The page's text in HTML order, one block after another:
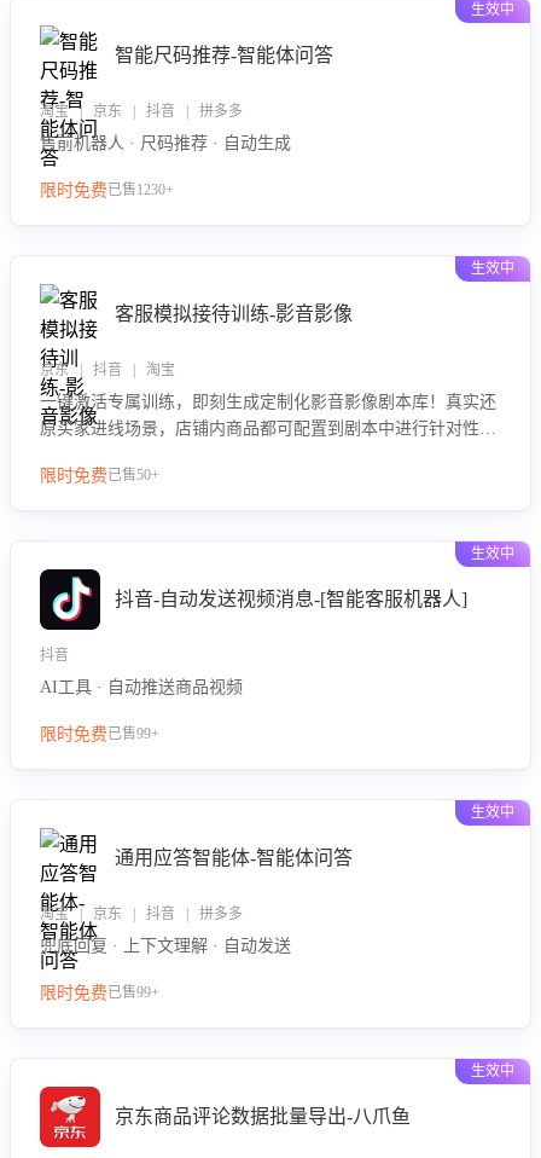
生效中
智能尺码推荐-智能体问答
淘宝 | 京东 | 抖音 | 拼多多
售前机器人 · 尺码推荐 · 自动生成
限时免费已售1230+
生效中
客服模拟接待训练-影音影像
京东 | 抖音 | 淘宝
一键激活专属训练，即刻生成定制化影音影像剧本库！真实还
原买家进线场景，店铺内商品都可配置到剧本中进行针对性训
即开通”，快速获取影音影像类目剧本，一键开启客服培训。
限时免费已售50+
生效中
抖音-自动发送视频消息-[智能客服机器人]
抖音
AI工具 · 自动推送商品视频
限时免费已售99+
生效中
通用应答智能体-智能体问答
淘宝 | 京东 | 抖音 | 拼多多
兜底回复 · 上下文理解 · 自动发送
限时免费已售99+
生效中
京东商品评论数据批量导出-八爪鱼